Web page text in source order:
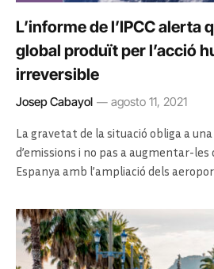
L’informe de l’IPCC alerta
global produït per l’acció
irreversible
Josep Cabayol agosto 11, 2021
La gravetat de la situació obliga a
d’emissions i no pas a augmentar-les
Espanya amb l’ampliació dels